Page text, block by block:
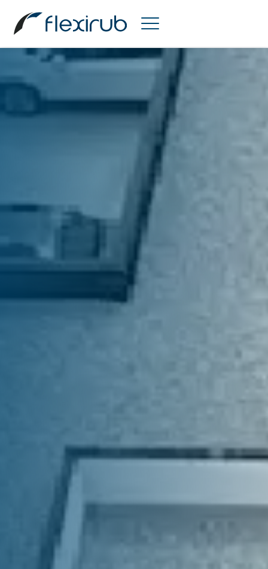
Flexirub |PRODUITS ENVELOPPE DU BÂTIMENT
ÉTANCHÉITÉ DES TOITURES PLATES